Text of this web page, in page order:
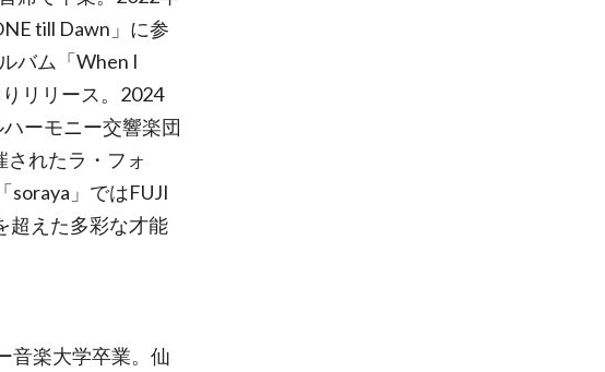
till Dawn」に参
バム「When I
リリース。2024
ーモニー交響楽団
れたラ・フォ
soraya」ではFUJI
超えた多彩な才能
音楽大学卒業。仙